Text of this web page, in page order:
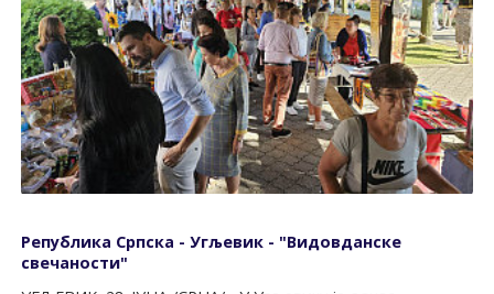
Република Српска - Угљевик - "Видовданске
свечаности"